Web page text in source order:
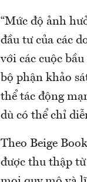
“Mức độ ảnh
đầu tư của các
với các cuộc
bộ phận khảo
thể tác động
dù có thể chỉ
Theo Beige
được thu thập